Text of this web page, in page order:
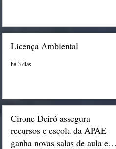
Licença Ambiental
há 3 dias
Cirone Deiró assegura
recursos e escola da APAE
ganha novas salas de aula em